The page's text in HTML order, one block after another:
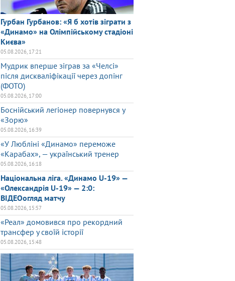
Гурбан Гурбанов: «Я б хотів зіграти з
«Динамо» на Олімпійському стадіоні
Києва»
05.08.2026, 17:21
Мудрик вперше зіграв за «Челсі»
після дискваліфікації через допінг
(ФОТО)
05.08.2026, 17:00
Боснійський легіонер повернувся у
«Зорю»
05.08.2026, 16:39
«У Любліні «Динамо» переможе
«Карабах», — український тренер
05.08.2026, 16:18
Національна ліга. «Динамо U-19» —
«Олександрія U-19» — 2:0:
ВІДЕОогляд матчу
05.08.2026, 15:57
«Реал» домовився про рекордний
трансфер у своїй історії
05.08.2026, 15:48